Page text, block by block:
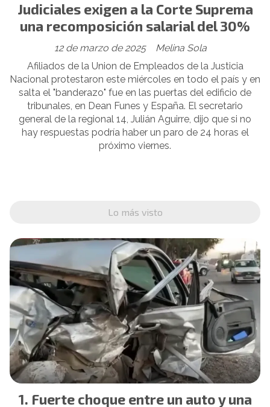
Judiciales exigen a la Corte Suprema
una recomposición salarial del 30%
Melina Sola
12 de marzo de 2025
Afiliados de la Union de Empleados de la Justicia
Nacional protestaron este miércoles en todo el país y en
salta el "banderazo" fue en las puertas del edificio de
tribunales, en Dean Funes y España. El secretario
general de la regional 14, Julián Aguirre, dijo que si no
hay respuestas podría haber un paro de 24 horas el
próximo viernes.
Lo más visto
Fuerte choque entre un auto y una